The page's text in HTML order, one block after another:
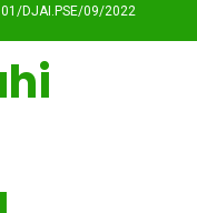
DJAI.PSE/09/2022